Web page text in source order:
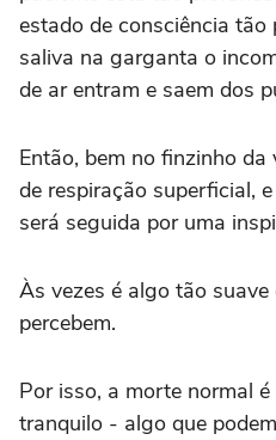
estado de consciência tão
saliva na garganta o
de ar entram e saem dos
Então, bem no finzinho
de respiração superficial,
será seguida por uma
Às vezes é algo tão
percebem.
Por isso, a morte normal
tranquilo - algo que